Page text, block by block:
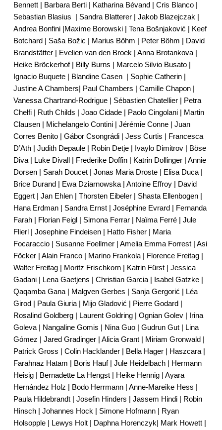
Bennett | Barbara Berti | Katharina Bévand | Cris Blanco |
Sebastian Blasius | Sandra Blatterer | Jakob Blazejczak |
Andrea Bonfini |Maxime Borowski | Tena Bošnjaković | Keef
Botchard | Saša Božic | Marius Böhm | Peter Böhm | David
Brandstätter | Evelien van den Broek | Anna Brotankova |
Heike Bröckerhof | Billy Burns | Marcelo Silvio Busato |
Ignacio Buquete | Blandine Casen | Sophie Catherin |
Justine A Chambers| Paul Chambers | Camille Chapon |
Vanessa Chartrand-Rodrigue | Sébastien Chatellier | Petra
Chelfi | Ruth Childs | Joao Cidade | Paolo Cingolani | Martin
Clausen | Michelangelo Contini | Jérémie Conne | Juan
Corres Benito | Gábor Csongrádi | Jess Curtis | Francesca
D’Ath | Judith Depaule | Robin Detje | Ivaylo Dimitrov | Böse
Diva | Luke Divall | Frederike Doffin | Katrin Dollinger | Annie
Dorsen | Sarah Doucet | Jonas Maria Droste | Elisa Duca |
Brice Durand | Ewa Dziarnowska | Antoine Effroy | David
Eggert | Jan Ehlen | Thorsten Eibeler | Shasta Ellenbogen |
Hana Erdman | Sandra Ernst | Joséphine Evrard | Fernanda
Farah | Florian Feigl | Simona Ferrar | Naïma Ferré | Jule
Flierl | Josephine Findeisen | Hatto Fisher | Maria
Focaraccio | Susanne Foellmer | Amelia Emma Forrest | Asi
Föcker | Alain Franco | Marino Frankola | Florence Freitag |
Walter Freitag | Moritz Frischkorn | Katrin Fürst | Jessica
Gadani | Lena Gaetjens | Christian Garcia | Isabel Gatzke |
Qaqamba Gana | Malgven Gerbes | Sanja Gergorić | Léa
Girod | Paula Giuria | Mijo Gladović | Pierre Godard |
Rosalind Goldberg | Laurent Goldring | Ognian Golev | Irina
Goleva | Nangaline Gomis | Nina Guo | Gudrun Gut | Lina
Gómez | Jared Gradinger | Alicia Grant | Miriam Gronwald |
Patrick Gross | Colin Hacklander | Bella Hager | Haszcara |
Farahnaz Hatam | Boris Hauf | Jule Heidelbach | Hermann
Heisig | Bernadette La Hengst | Heike Hennig | Ayara
Hernández Holz | Bodo Herrmann | Anne-Mareike Hess |
Paula Hildebrandt | Josefin Hinders | Jassem Hindi | Robin
Hinsch | Johannes Hock | Simone Hofmann | Ryan
Holsopple | Lewys Holt | Daphna Horenczyk| Mark Howett |